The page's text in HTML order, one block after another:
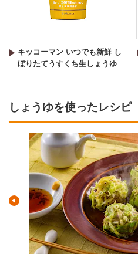
キッコーマン いつでも新鮮 し
ぼりたてうすくち生しょうゆ
しょうゆを使ったレシピ